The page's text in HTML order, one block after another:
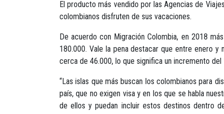
El producto más vendido por las Agencias de
colombianos disfruten de sus vacaciones.
De acuerdo con Migración Colombia, en 2018
180.000. Vale la pena destacar que entre enero
cerca de 46.000, lo que significa un incremento del
“Las islas que más buscan los colombianos para
país, que no exigen visa y en los que se habla
de ellos y puedan incluir estos destinos dentro